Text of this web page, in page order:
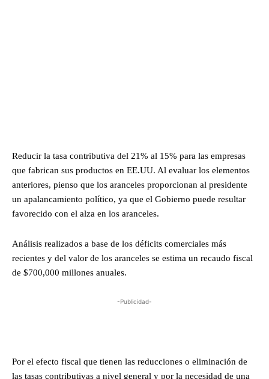
Reducir la tasa contributiva del 21% al 15% para las empresas
que fabrican sus productos en EE.UU. Al evaluar los elementos
anteriores, pienso que los aranceles proporcionan al presidente
un apalancamiento político, ya que el Gobierno puede resultar
favorecido con el alza en los aranceles.
Análisis realizados a base de los déficits comerciales más
recientes y del valor de los aranceles se estima un recaudo fiscal
de $700,000 millones anuales.
-Publicidad-
Por el efecto fiscal que tienen las reducciones o eliminación de
las tasas contributivas a nivel general y por la necesidad de una